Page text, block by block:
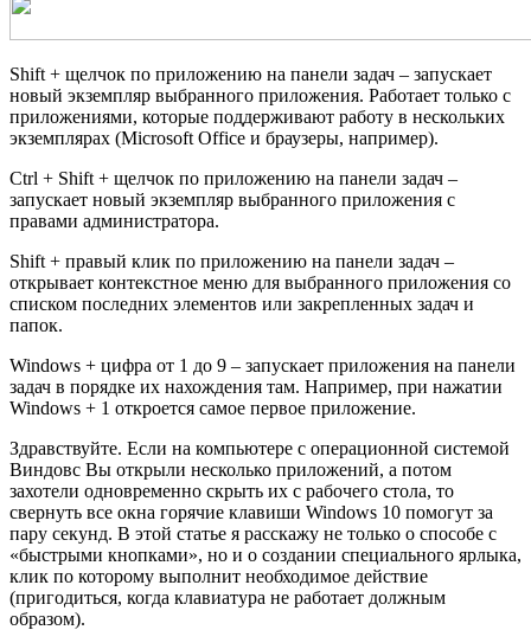
Shift + щелчок по приложению на панели задач – запускает
новый экземпляр выбранного приложения. Работает только с
приложениями, которые поддерживают работу в нескольких
экземплярах (Microsoft Office и браузеры, например).
Ctrl + Shift + щелчок по приложению на панели задач –
запускает новый экземпляр выбранного приложения с
правами администратора.
Shift + правый клик по приложению на панели задач –
открывает контекстное меню для выбранного приложения со
списком последних элементов или закрепленных задач и
папок.
Windows + цифра от 1 до 9 – запускает приложения на панели
задач в порядке их нахождения там. Например, при нажатии
Windows + 1 откроется самое первое приложение.
Здравствуйте. Если на компьютере с операционной системой
Виндовс Вы открыли несколько приложений, а потом
захотели одновременно скрыть их с рабочего стола, то
свернуть все окна горячие клавиши Windows 10 помогут за
пару секунд. В этой статье я расскажу не только о способе с
«быстрыми кнопками», но и о создании специального ярлыка,
клик по которому выполнит необходимое действие
(пригодиться, когда клавиатура не работает должным
образом).